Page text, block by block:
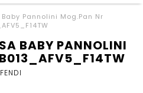
Pannolini Mog.Pan Nr
BABY PANNOLINI
FENDI